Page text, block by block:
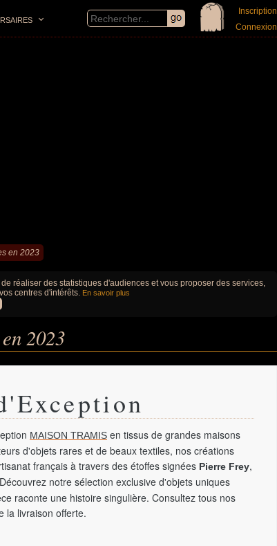
Inscription
Connexion
en 2023
réaliser des statistiques d'audiences et vous proposer des services,
centres d'intérêts. En savoir plus
2023
MAISON TRAMIS en tissus de grandes maisons
d'objets rares et de beaux textiles, nos créations
français à travers des étoffes signées Pierre Frey,
notre sélection exclusive d'objets uniques
raconte une histoire singulière. Consultez tous nos
la livraison offerte.